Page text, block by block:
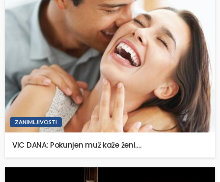
ZANIMLJIVOSTI
VIC DANA: Pokunjen muž kaže ženi….